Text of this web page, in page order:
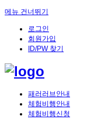
메뉴 건너뛰기
로그인
회원가입
ID/PW 찾기
패러러브안내
체험비행안내
체험비행신청